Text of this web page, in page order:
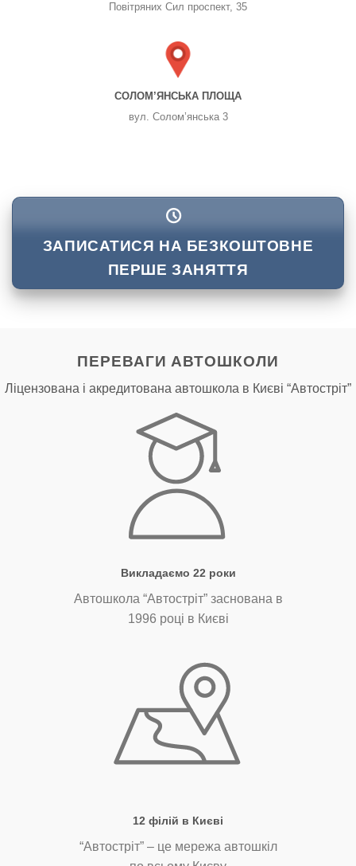
Повітряних Сил проспект, 35
СОЛОМ’ЯНСЬКА ПЛОЩА
вул. Солом’янська 3
ЗАПИСАТИСЯ НА БЕЗКОШТОВНЕ
ПЕРШЕ ЗАНЯТТЯ
ПЕРЕВАГИ АВТОШКОЛИ
Ліцензована і акредитована автошкола в Києві “Автостріт”
Викладаємо 22 роки
Автошкола “Автостріт” заснована в
1996 році в Києві
12 філій в Києві
“Автостріт” – це мережа автошкіл